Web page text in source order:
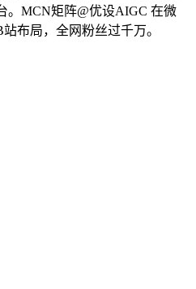
。MCN矩阵@优设AIGC 在微
布局，全网粉丝过千万。